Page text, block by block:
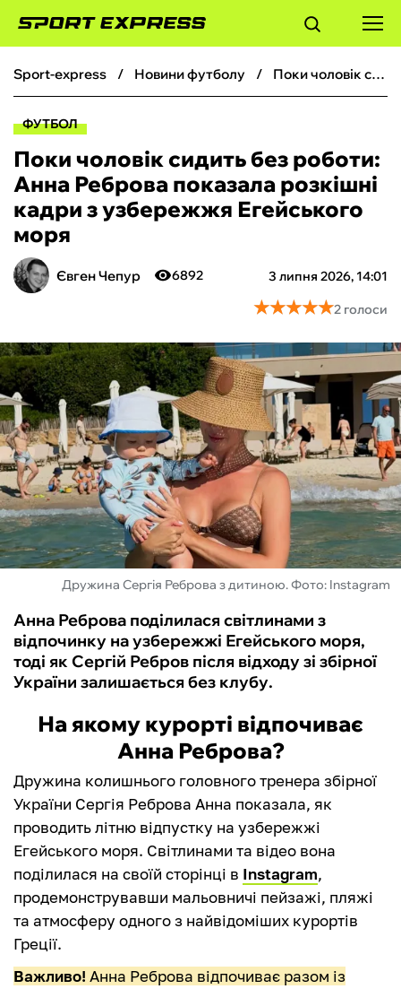
ФУТБОЛ
БОКС
ХОКЕЙ
ТЕНІС
КІБЕРСПОРТ
ЧС-2026
ФУТЗАЛ
ІНШІ
БУКМЕКЕРИ
sport-express новини футболу Поки чоловік сидить без роботи: Анна Реброва показала розкішні кадри з узбережжя Егейського моря
ФУТБОЛ
Поки чоловік сидить без роботи:
Анна Реброва показала розкішні
кадри з узбережжя Егейського
моря
Євген Чепур 3 липня 2026, 14:01
6892
★★★★★
★★★★★2 голоси
Дружина Сергія Реброва з дитиною. Фото: Instagram
Анна Реброва поділилася світлинами з
відпочинку на узбережжі Егейського моря,
тоді як Сергій Ребров після відходу зі збірної
України залишається без клубу.
На якому курорті відпочиває
Анна Реброва?
Дружина колишнього головного тренера збірної
України Сергія Реброва Анна показала, як
проводить літню відпустку на узбережжі
Егейського моря. Світлинами та відео вона
поділилася на своїй сторінці в Instagram,
продемонструвавши мальовничі пейзажі, пляжі
та атмосферу одного з найвідоміших курортів
Греції.
Важливо! Анна Реброва відпочиває разом із